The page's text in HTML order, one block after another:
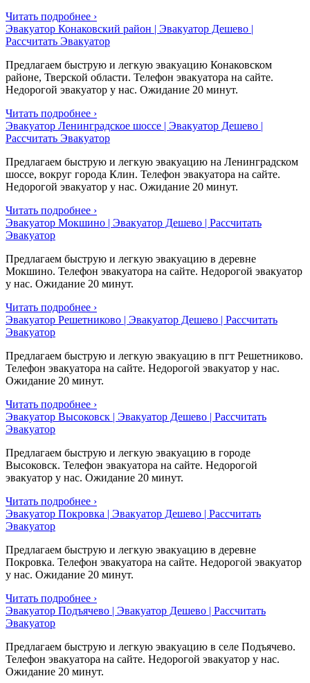
Читать подробнее ›
Эвакуатор Конаковский район | Эвакуатор Дешево |
Рассчитать Эвакуатор
Предлагаем быструю и легкую эвакуацию Конаковском
районе, Тверской области. Телефон эвакуатора на сайте.
Недорогой эвакуатор у нас. Ожидание 20 минут.
Читать подробнее ›
Эвакуатор Ленинградское шоссе | Эвакуатор Дешево |
Рассчитать Эвакуатор
Предлагаем быструю и легкую эвакуацию на Ленинградском
шоссе, вокруг города Клин. Телефон эвакуатора на сайте.
Недорогой эвакуатор у нас. Ожидание 20 минут.
Читать подробнее ›
Эвакуатор Мокшино | Эвакуатор Дешево | Рассчитать
Эвакуатор
Предлагаем быструю и легкую эвакуацию в деревне
Мокшино. Телефон эвакуатора на сайте. Недорогой эвакуатор
у нас. Ожидание 20 минут.
Читать подробнее ›
Эвакуатор Решетниково | Эвакуатор Дешево | Рассчитать
Эвакуатор
Предлагаем быструю и легкую эвакуацию в пгт Решетниково.
Телефон эвакуатора на сайте. Недорогой эвакуатор у нас.
Ожидание 20 минут.
Читать подробнее ›
Эвакуатор Высоковск | Эвакуатор Дешево | Рассчитать
Эвакуатор
Предлагаем быструю и легкую эвакуацию в городе
Высоковск. Телефон эвакуатора на сайте. Недорогой
эвакуатор у нас. Ожидание 20 минут.
Читать подробнее ›
Эвакуатор Покровка | Эвакуатор Дешево | Рассчитать
Эвакуатор
Предлагаем быструю и легкую эвакуацию в деревне
Покровка. Телефон эвакуатора на сайте. Недорогой эвакуатор
у нас. Ожидание 20 минут.
Читать подробнее ›
Эвакуатор Подъячево | Эвакуатор Дешево | Рассчитать
Эвакуатор
Предлагаем быструю и легкую эвакуацию в селе Подъячево.
Телефон эвакуатора на сайте. Недорогой эвакуатор у нас.
Ожидание 20 минут.